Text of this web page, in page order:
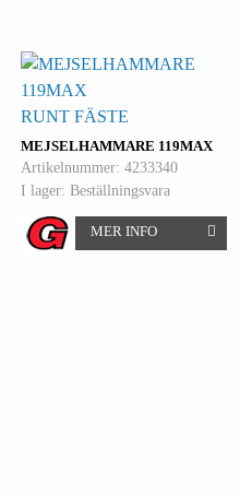
MEJSELHAMMARE 119MAX
RUNT FÄSTE
Artikelnummer: 4233340
I lager: Beställningsvara
MER INFO